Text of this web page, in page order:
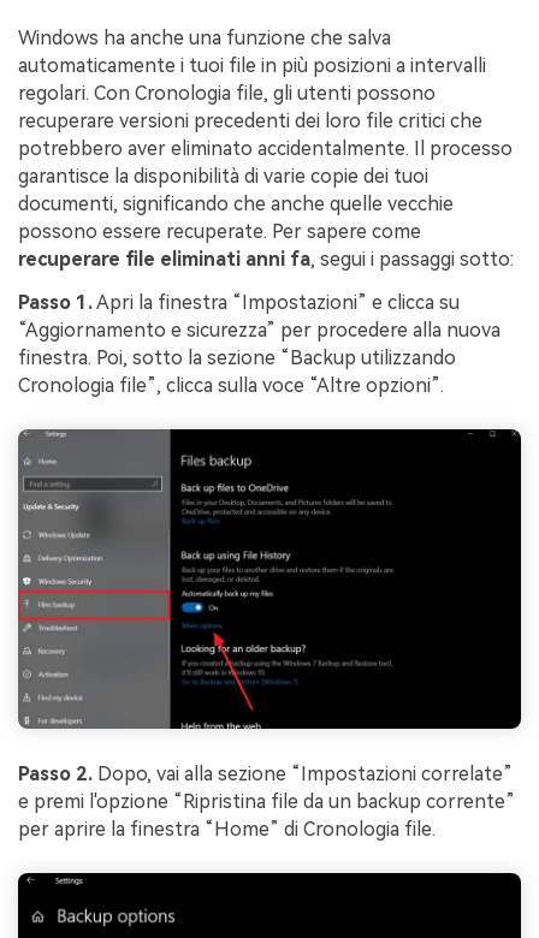
Windows ha anche una funzione che salva
automaticamente i tuoi file in più posizioni a intervalli
regolari. Con Cronologia file, gli utenti possono
recuperare versioni precedenti dei loro file critici che
potrebbero aver eliminato accidentalmente. Il processo
garantisce la disponibilità di varie copie dei tuoi
documenti, significando che anche quelle vecchie
possono essere recuperate. Per sapere come
recuperare file eliminati anni fa, segui i passaggi sotto:
Passo 1.Apri la finestra “Impostazioni” e clicca su
“Aggiornamento e sicurezza” per procedere alla nuova
finestra. Poi, sotto la sezione “Backup utilizzando
Cronologia file”, clicca sulla voce “Altre opzioni”.
Passo 2. Dopo, vai alla sezione “Impostazioni correlate”
e premi l'opzione “Ripristina file da un backup corrente”
per aprire la finestra “Home” di Cronologia file.